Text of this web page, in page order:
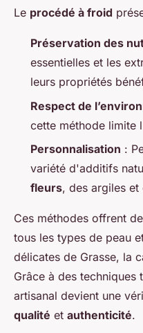
Le procédé à froid
Préservation des
essentielles et les
leurs propriétés
Respect de
cette méthode limite
Personnalisation :
variété d'additifs
fleurs, des argiles et
Ces méthodes offrent
tous les types de peau
délicates de Grasse, la
Grâce à des techniques
artisanal devient une
qualité et authenticité.